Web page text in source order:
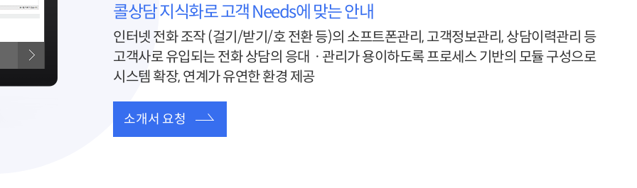
콜상담 지식화로 고객 Needs에 맞는 안내
인터넷 전화 조작 (걸기/받기/호 전환 등)의 소프트폰관리, 고객정보관리, 상담이력관리 등
고객사로 유입되는 전화 상담의 응대ㆍ관리가 용이하도록 프로세스 기반의 모듈 구성으로
시스템 확장, 연계가 유연한 환경 제공
소개서 요청